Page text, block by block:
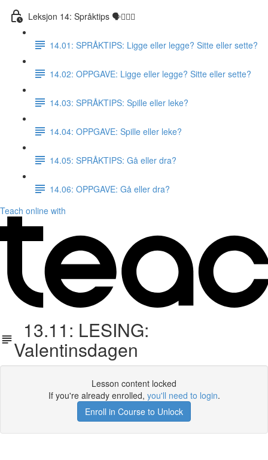
Leksjon 14: Språktips 🗣☝🏼✅
14.01: SPRÅKTIPS: Ligge eller legge? Sitte eller sette?
14.02: OPPGAVE: Ligge eller legge? Sitte eller sette?
14.03: SPRÅKTIPS: Spille eller leke?
14.04: OPPGAVE: Spille eller leke?
14.05: SPRÅKTIPS: Gå eller dra?
14.06: OPPGAVE: Gå eller dra?
Teach online with
13.11: LESING:
Valentinsdagen
Lesson content locked
If you're already enrolled, you'll need to login.
Enroll in Course to Unlock